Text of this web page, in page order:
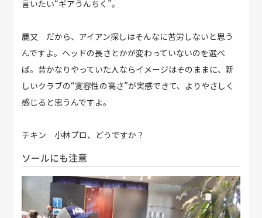
言いたい“ギアうんちく”。
鹿又 だから、アイアン探しはそんなに苦労しないと思う
んですよ。ヘッドの長さとかが変わっていないのを選べ
ば。昔かなりやっていた人ならイメージはそのままに、新
しいクラブの“寛容性の高さ”が実感できて、よりやさしく
感じると思うんですよ。
チキン 小林プロ、どうですか？
ソールにも注意